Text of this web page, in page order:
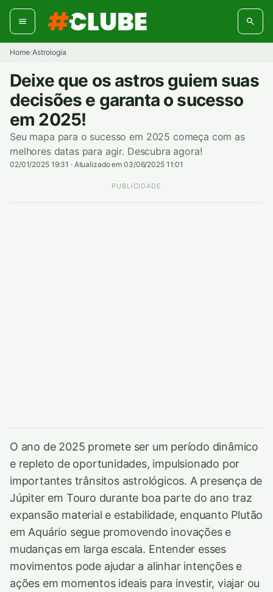
Pular
para
conteúdo
Home/Astrologia
Deixe que os astros guiem suas
decisões e garanta o sucesso
em 2025!
Seu mapa para o sucesso em 2025 começa com as
melhores datas para agir. Descubra agora!
02/01/2025 19:31 · Atualizado em 03/06/2025 11:01
PUBLICIDADE
O ano de 2025 promete ser um período dinâmico
e repleto de oportunidades, impulsionado por
importantes trânsitos astrológicos. A presença de
Júpiter em Touro durante boa parte do ano traz
expansão material e estabilidade, enquanto Plutão
em Aquário segue promovendo inovações e
mudanças em larga escala. Entender esses
movimentos pode ajudar a alinhar intenções e
ações em momentos ideais para investir, viajar ou